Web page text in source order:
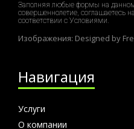
Заполняя любые формы на
совершеннолетие, соглашаетесь
соответствии с Условиями.
Изображения: Designed by
Навигация
Услуги
О компании